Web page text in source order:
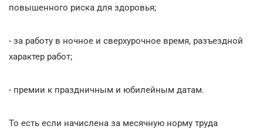
повышенного риска для здоровья;
- за работу в ночное и сверхурочное время, разъездной
характер работ;
- премии к праздничным и юбилейным датам.
То есть если начислена за месячную норму труда